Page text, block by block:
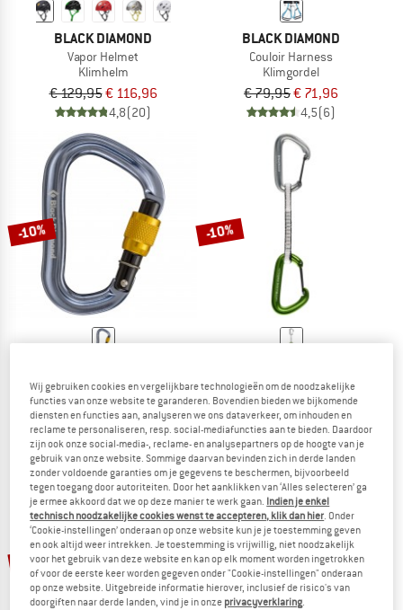
BLACK DIAMOND
Vapor Helmet
Klimhelm
€ 129,95€ 116,96
4,8(20)
BLACK DIAMOND
Couloir Harness
Klimgordel
€ 79,95€ 71,96
4,5(6)
-10%
Vaporlock Screwgate
Schroefkarabiner
€ 15,95€ 14,36
4,6(8)
-10%
Litewire Quickdraw
Klimset
€ 18,95€ 17,06
4,5(2)
-10% -10%
Wij gebruiken cookies en vergelijkbare technologieën om de noodzakelijke
functies van onze website te garanderen. Bovendien bieden we bijkomende
diensten en functies aan, analyseren we ons dataverkeer, om inhouden en
reclame te personaliseren, resp. social-mediafuncties aan te bieden. Daardoor
zijn ook onze social-media-, reclame- en analysepartners op de hoogte van je
gebruik van onze website. Sommige daarvan bevinden zich in derde landen
zonder voldoende garanties om je gegevens te beschermen, bijvoorbeeld
tegen toegang door autoriteiten. Door het aanklikken van ‘Alles selecteren’ ga
je ermee akkoord dat we op deze manier te werk gaan. Indien je enkel
technisch noodzakelijke cookies wenst te accepteren, klik dan hier. Onder
‘Cookie-instellingen’ onderaan op onze website kun je je toestemming geven
en ook altijd weer intrekken. Je toestemming is vrijwillig, niet noodzakelijk
voor het gebruik van deze website en kan op elk moment worden ingetrokken
of voor de eerste keer worden gegeven onder "Cookie-instellingen" onderaan
op onze website. Uitgebreide informatie hierover, inclusief de risico's van
doorgiften naar derde landen, vind je in onze privacyverklaring.